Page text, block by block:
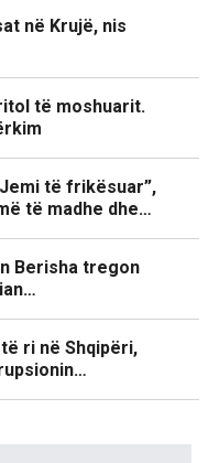
në Krujë, nis
të moshuarit.
të frikësuar”,
të madhe dhe…
Berisha tregon
ri në Shqipëri,